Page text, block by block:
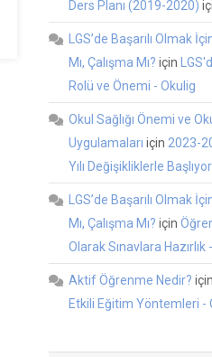
Ders Planı (2019-2020)
LGS’de Başarılı Olmak
Mı, Çalışma Mı? için
Rolü ve Önemi - Okulig
Okul Sağlığı Önemi ve
Uygulamaları için 2023-
Yılı Değişikliklerle
LGS’de Başarılı Olmak
Mı, Çalışma Mı? için
Olarak Sınavlara Hazırlık
Aktif Öğrenme Nedir?
Etkili Eğitim Yöntemleri -